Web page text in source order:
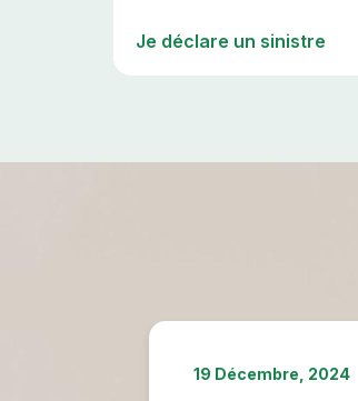
Je déclare un sinistre
19 Décembre, 2024